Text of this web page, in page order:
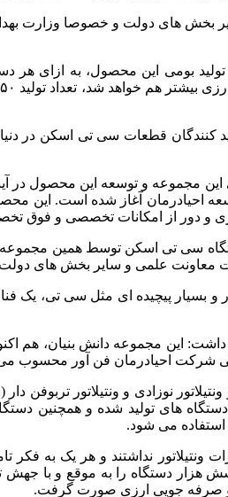
بخش های دولت و خصوصا وزارت
کنندگان قطعات سی تی اسکن در
این مجموعه و توسعه این محصول
احیادرمان آغاز شده است. این
و دور از امکانات تخصصی و فوق
سی تی اسکن توسط همین مجموعه
معاونت علمی و سایر بخش های
ایم. فناوری تولید دستگاه فناور و بسیار
و ونتیلاتور نوزادی و ونتیلاتور
های تولید شده و همچنین
استفاده می شود.
ونتیلاتور نداشتند و هر یک به فکر
دستگاه را به موقع و با جهش